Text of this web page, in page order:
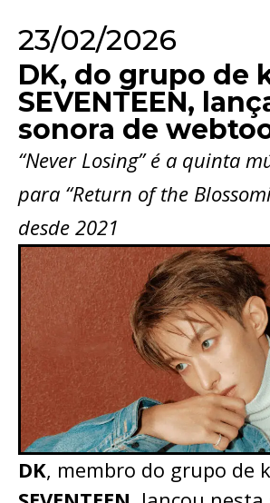
23/02/2026
DK, do grupo de
SEVENTEEN,
sonora de
“Never Losing” é a quinta
para “Return of the
desde 2021
DK, membro do grupo de